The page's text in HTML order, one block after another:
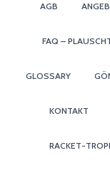
AGB
FAQ –
GLOSSARY
KONTAKT
RACKET-